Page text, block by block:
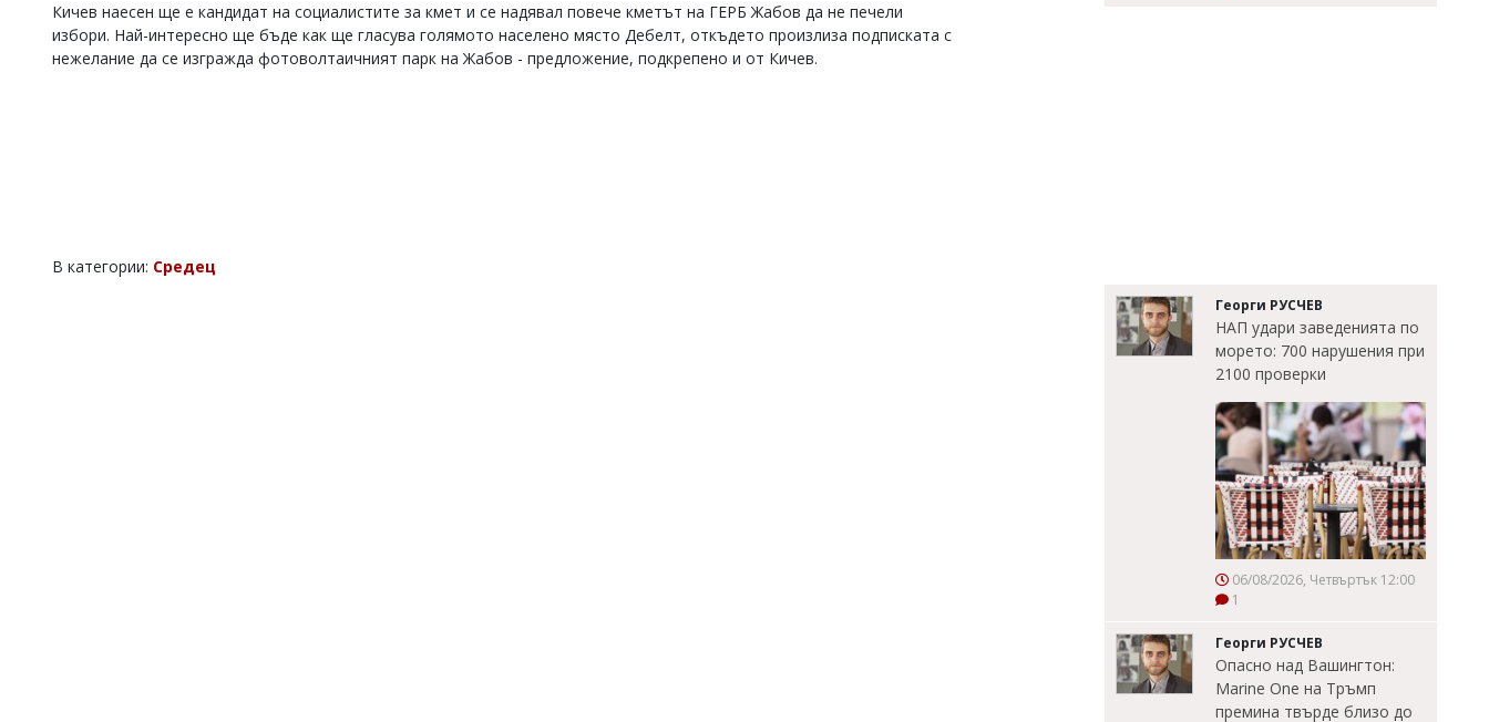
Кичев наесен ще е кандидат на социалистите за кмет и се надявал повече кметът на ГЕРБ Жабов да не печели
избори. Най-интересно ще бъде как ще гласува голямото населено място Дебелт, откъдето произлиза подписката с
нежелание да се изгражда фотоволтаичният парк на Жабов - предложение, подкрепено и от Кичев.
В категории: Средец
Георги РУСЧЕВ
НАП удари заведенията по
морето: 700 нарушения при
2100 проверки
06/08/2026, Четвъртък 12:00
1
Георги РУСЧЕВ
Опасно над Вашингтон:
Marine One на Тръмп
премина твърде близо до